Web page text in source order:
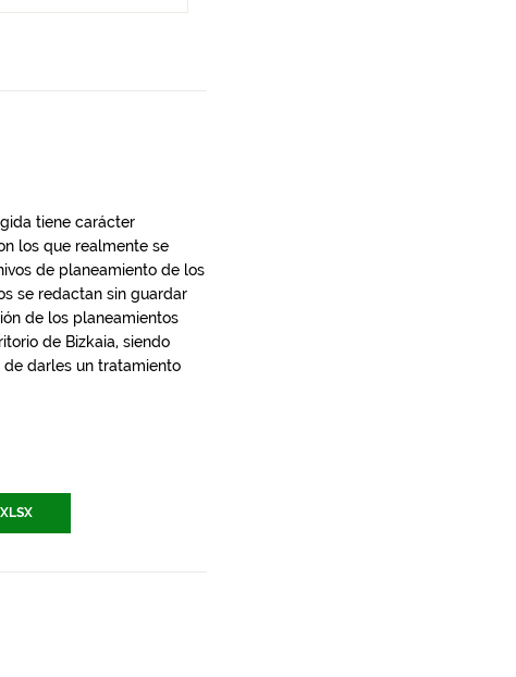
tiene carácter
los que realmente se
de planeamiento de los
se redactan sin guardar
de los planeamientos
de Bizkaia, siendo
darles un tratamiento
XLSX